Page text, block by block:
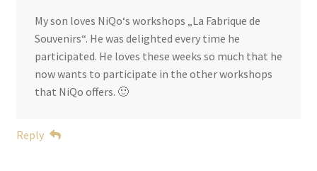
My son loves NiQo‘s workshops „La Fabrique de
Souvenirs“. He was delighted every time he
participated. He loves these weeks so much that he
now wants to participate in the other workshops
that NiQo offers. 🙂
Reply